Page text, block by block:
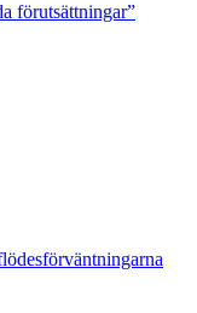
förutsättningar”